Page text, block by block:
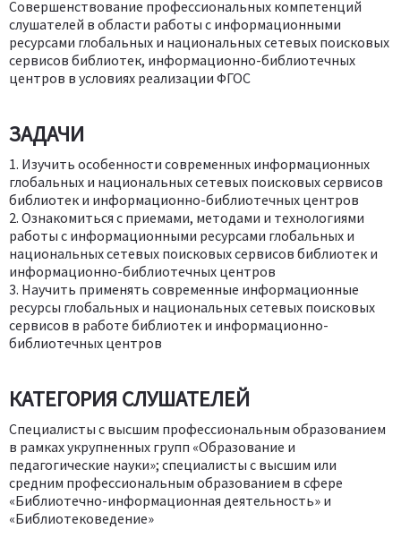
Совершенствование профессиональных компетенций
слушателей в области работы с информационными
ресурсами глобальных и национальных сетевых поисковых
сервисов библиотек, информационно-библиотечных
центров в условиях реализации ФГОС
ЗАДАЧИ
1. Изучить особенности современных информационных
глобальных и национальных сетевых поисковых сервисов
библиотек и информационно-библиотечных центров
2. Ознакомиться с приемами, методами и технологиями
работы с информационными ресурсами глобальных и
национальных сетевых поисковых сервисов библиотек и
информационно-библиотечных центров
3. Научить применять современные информационные
ресурсы глобальных и национальных сетевых поисковых
сервисов в работе библиотек и информационно-
библиотечных центров
КАТЕГОРИЯ СЛУШАТЕЛЕЙ
Специалисты с высшим профессиональным образованием
в рамках укрупненных групп «Образование и
педагогические науки»; специалисты с высшим или
средним профессиональным образованием в сфере
«Библиотечно-информационная деятельность» и
«Библиотековедение»